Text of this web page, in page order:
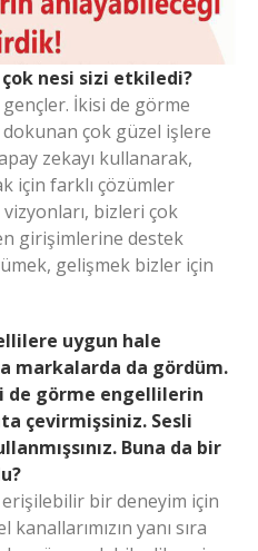
nesi sizi etkiledi?
gençler. İkisi de görme
çok güzel işlere
zekayı kullanarak,
için farklı çözümler
vizyonları, bizleri çok
girişimlerine destek
gelişmek bizler için
uygun hale
markalarda da gördüm.
de görme engellilerin
çevirmişsiniz. Sesli
Buna da bir
bir deneyim için
yanı sıra